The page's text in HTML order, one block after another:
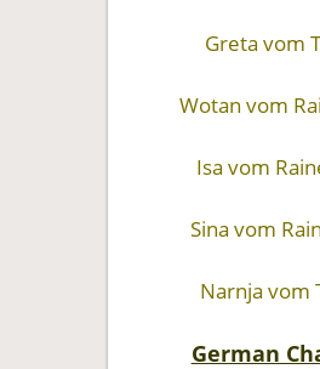
Greta vom
Wotan vom
Isa vom
Sina vom
Narnja vom
German